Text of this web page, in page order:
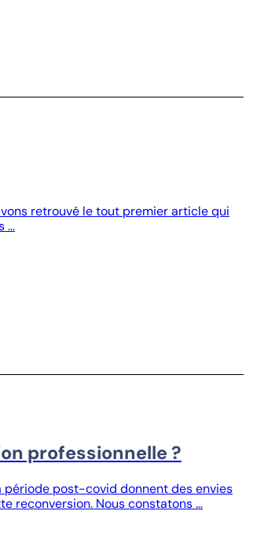
retrouvé le tout premier article qui
…
professionnelle ?
période post-covid donnent des envies
reconversion. Nous constatons …